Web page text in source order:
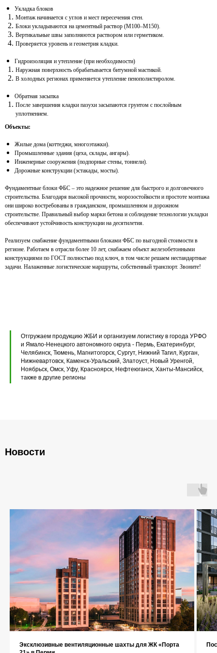
Укладка блоков
Монтаж начинается с углов и мест пересечения стен.
Блоки укладываются на цементный раствор (М100–М150).
Вертикальные швы заполняются раствором или герметиком.
Проверяется уровень и геометрия кладки.
Гидроизоляция и утепление (при необходимости)
Наружная поверхность обрабатывается битумной мастикой.
В холодных регионах применяется утепление пенополистиролом.
Обратная засыпка
После завершения кладки пазухи засыпаются грунтом с послойным
уплотнением.
Объекты:
Жилые дома (коттеджи, многоэтажки).
Промышленные здания (цеха, склады, ангары).
Инженерные сооружения (подпорные стены, тоннели).
Дорожные конструкции (эстакады, мосты).
Фундаментные блоки ФБС – это надежное решение для быстрого и долговечного
строительства. Благодаря высокой прочности, морозостойкости и простоте монтажа
они широко востребованы в гражданском, промышленном и дорожном
строительстве. Правильный выбор марки бетона и соблюдение технологии укладки
обеспечивают устойчивость конструкции на десятилетия.
Реализуем снабжение фундаментными блоками ФБС по выгодной стоимости в
регионе. Работаем в отрасли более 10 лет, снабжаем объект железобетонными
конструкциями по ГОСТ полностью под ключ, в том числе решаем нестандартные
задачи. Налаженные логистические маршруты, собственный транспорт. Звоните!
Отгружаем продукцию ЖБИ и организуем логистику в города УРФО
и Ямало-Ненецкого автономного округа - Пермь, Екатеринбург,
Челябинск, Тюмень, Магнитогорск, Сургут, Нижний Тагил, Курган,
Нижневартовск, Каменск-Уральский, Златоуст, Новый Уренгой,
Ноябрьск, Омск, Уфу, Красноярск, Нефтеюганск, Ханты-Мансийск,
также в другие регионы
Новости
Эксклюзивные вентиляционные шахты для ЖК «Порта
+7 (343) 227-22-20
Контакты
Кольца стеновые
Элементы теплотрасс
Каталог
Плиты перекрытия ПБ
Плиты перекрытия ПТ